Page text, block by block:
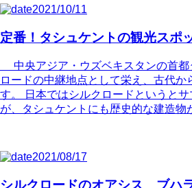
2021/10/11
定番！タシュケントの観光スポ
中央アジア・ウズベキスタンの首都
ロードの中継地点として栄え、古代か
す。 日本ではシルクロードというと
が、タシュケントにも歴史的な建造
2021/08/17
シルクロードのオアシス ブハ